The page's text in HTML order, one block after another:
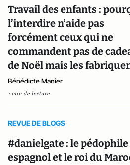
Travail des enfants :
l’interdire n’aide pas
forcément ceux qui ne
commandent pas de
de Noël mais les
Bénédicte Manier
1 min de lecture
REVUE DE BLOGS
#danielgate : le pédophile
espagnol et le roi du